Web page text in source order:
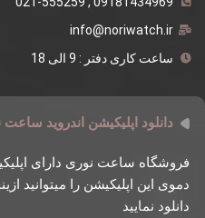
info@noriwatch.ir
ساعت کاری دفتر : 9 الی 18
دانلود اپلیکیشن اندروید ساعت
فروشگاه ساعت نوری دارای
دموی این اپلیکیشن را میتوانید
دانلود نمایید